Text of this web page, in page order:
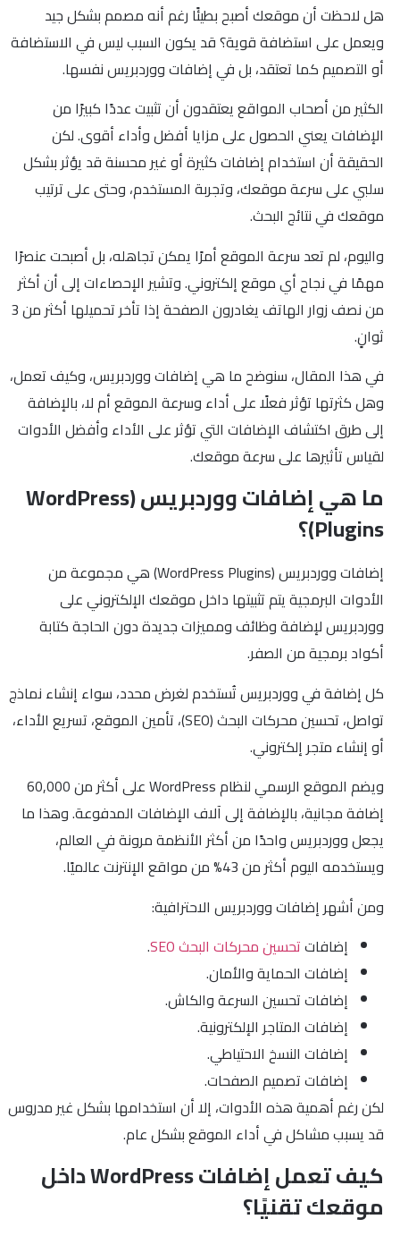
هل لاحظت أن موقعك أصبح بطيئًا رغم أنه مصمم بشكل جيد
ويعمل على استضافة قوية؟ قد يكون السبب ليس في الاستضافة
أو التصميم كما تعتقد، بل في إضافات ووردبريس نفسها.
الكثير من أصحاب المواقع يعتقدون أن تثبيت عددًا كبيرًا من
الإضافات يعني الحصول على مزايا أفضل وأداء أقوى. لكن
الحقيقة أن استخدام إضافات كثيرة أو غير محسنة قد يؤثر بشكل
سلبي على سرعة موقعك، وتجربة المستخدم، وحتى على ترتيب
موقعك في نتائج البحث.
واليوم، لم تعد سرعة الموقع أمرًا يمكن تجاهله، بل أصبحت عنصرًا
مهمًا في نجاح أي موقع إلكتروني. وتشير الإحصاءات إلى أن أكثر
من نصف زوار الهاتف يغادرون الصفحة إذا تأخر تحميلها أكثر من 3
ثوانٍ.
في هذا المقال، سنوضح ما هي إضافات ووردبريس، وكيف تعمل،
وهل كثرتها تؤثر فعلًا على أداء وسرعة الموقع أم لا، بالإضافة
إلى طرق اكتشاف الإضافات التي تؤثر على الأداء وأفضل الأدوات
لقياس تأثيرها على سرعة موقعك.
ما هي إضافات ووردبريس (WordPress
Plugins)؟
إضافات ووردبريس (WordPress Plugins) هي مجموعة من
الأدوات البرمجية يتم تثبيتها داخل موقعك الإلكتروني على
ووردبريس لإضافة وظائف ومميزات جديدة دون الحاجة كتابة
أكواد برمجية من الصفر.
كل إضافة في ووردبريس تُستخدم لغرض محدد، سواء إنشاء نماذج
تواصل، تحسين محركات البحث (SEO)، تأمين الموقع، تسريع الأداء،
أو إنشاء متجر إلكتروني.
ويضم الموقع الرسمي لنظام WordPress على أكثر من 60,000
إضافة مجانية، بالإضافة إلى آلاف الإضافات المدفوعة. وهذا ما
يجعل ووردبريس واحدًا من أكثر الأنظمة مرونة في العالم،
ويستخدمه اليوم أكثر من 43% من مواقع الإنترنت عالميًا.
ومن أشهر إضافات ووردبريس الاحترافية:
إضافاتتحسين محركات البحث SEO
.
إضافات الحماية والأمان.
إضافات تحسين السرعة والكاش.
إضافات المتاجر الإلكترونية.
إضافات النسخ الاحتياطي.
إضافات تصميم الصفحات.
لكن رغم أهمية هذه الأدوات، إلا أن استخدامها بشكل غير مدروس
قد يسبب مشاكل في أداء الموقع بشكل عام.
كيف تعمل إضافات WordPress داخل
موقعك تقنيًا؟